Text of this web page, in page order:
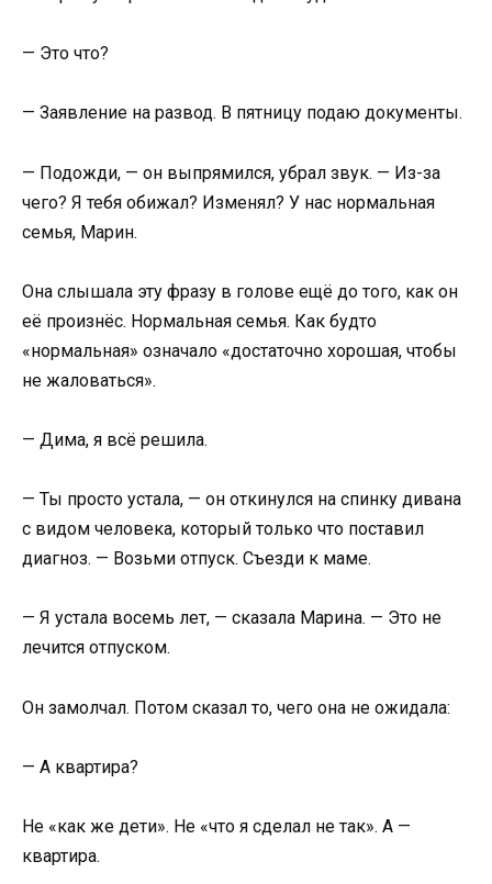
— Это что?
— Заявление на развод. В пятницу подаю документы.
— Подожди, — он выпрямился, убрал звук. — Из-за
чего? Я тебя обижал? Изменял? У нас нормальная
семья, Марин.
Она слышала эту фразу в голове ещё до того, как он
её произнёс. Нормальная семья. Как будто
«нормальная» означало «достаточно хорошая, чтобы
не жаловаться».
— Дима, я всё решила.
— Ты просто устала, — он откинулся на спинку дивана
с видом человека, который только что поставил
диагноз. — Возьми отпуск. Съезди к маме.
— Я устала восемь лет, — сказала Марина. — Это не
лечится отпуском.
Он замолчал. Потом сказал то, чего она не ожидала:
— А квартира?
Не «как же дети». Не «что я сделал не так». А —
квартира.